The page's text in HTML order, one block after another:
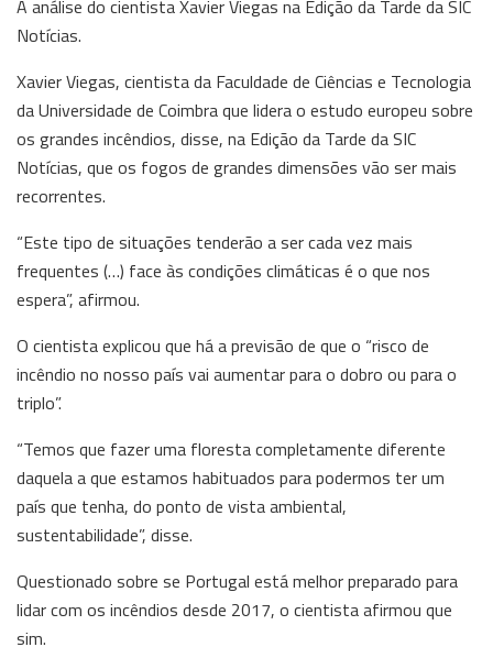
A análise do cientista Xavier Viegas na Edição da Tarde da SIC
Notícias.
Xavier Viegas, cientista da Faculdade de Ciências e Tecnologia
da Universidade de Coimbra que lidera o estudo europeu sobre
os grandes incêndios, disse, na Edição da Tarde da SIC
Notícias, que os fogos de grandes dimensões vão ser mais
recorrentes.
“Este tipo de situações tenderão a ser cada vez mais
frequentes (…) face às condições climáticas é o que nos
espera”, afirmou.
O cientista explicou que há a previsão de que o “risco de
incêndio no nosso país vai aumentar para o dobro ou para o
triplo”.
“Temos que fazer uma floresta completamente diferente
daquela a que estamos habituados para podermos ter um
país que tenha, do ponto de vista ambiental,
sustentabilidade”, disse.
Questionado sobre se Portugal está melhor preparado para
lidar com os incêndios desde 2017, o cientista afirmou que
sim.